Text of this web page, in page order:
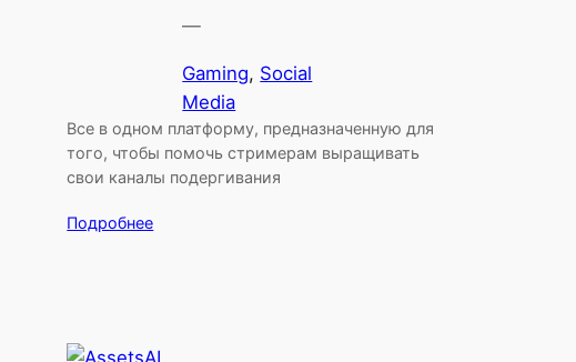
—
Gaming, Social
Media
Все в одном платформу, предназначенную для
того, чтобы помочь стримерам выращивать
свои каналы подергивания
Подробнее